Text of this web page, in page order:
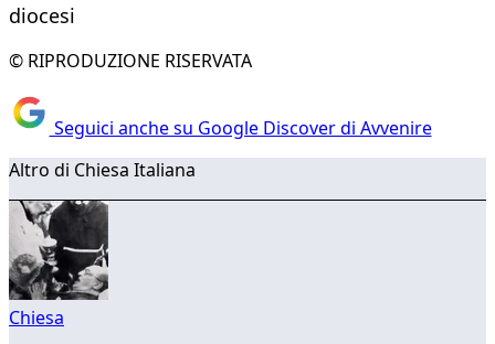
diocesi
© RIPRODUZIONE RISERVATA
Seguici anche su Google Discover di Avvenire
Altro di Chiesa Italiana
Chiesa